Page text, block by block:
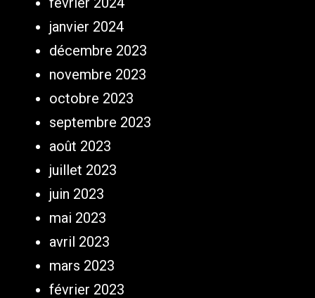
janvier 2024
décembre 2023
novembre 2023
octobre 2023
septembre 2023
août 2023
juillet 2023
juin 2023
mai 2023
avril 2023
mars 2023
février 2023